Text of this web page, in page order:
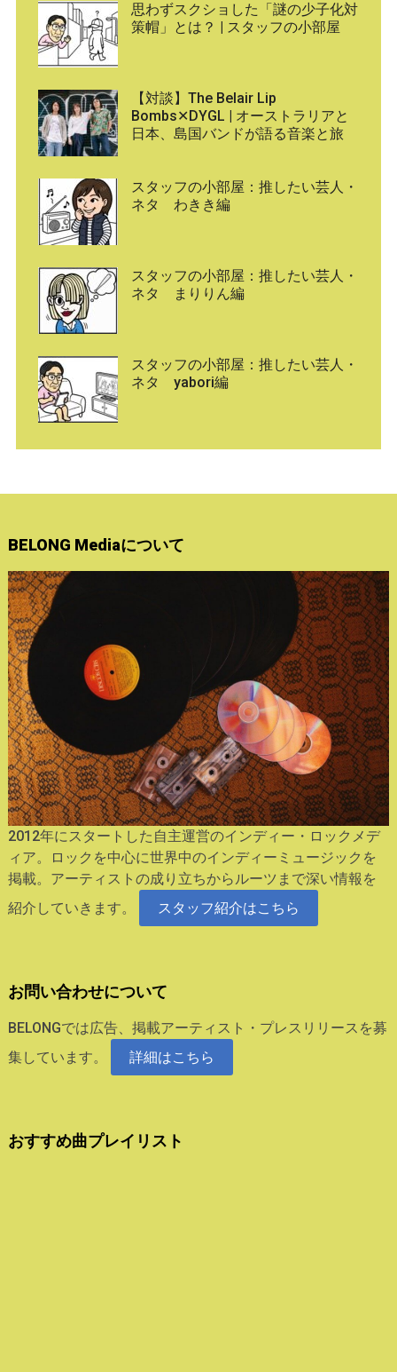
思わずスクショした「謎の少子化対
策帽」とは？ | スタッフの小部屋
【対談】The Belair Lip
Bombs✕DYGL | オーストラリアと
日本、島国バンドが語る音楽と旅
スタッフの小部屋：推したい芸人・
ネタ わきき編
スタッフの小部屋：推したい芸人・
ネタ まりりん編
スタッフの小部屋：推したい芸人・
ネタ yabori編
BELONG Mediaについて
2012年にスタートした自主運営のインディー・ロックメデ
ィア。ロックを中心に世界中のインディーミュージックを
掲載。アーティストの成り立ちからルーツまで深い情報を
紹介していきます。
スタッフ紹介はこちら
お問い合わせについて
BELONGでは広告、掲載アーティスト・プレスリリースを募
集しています。
詳細はこちら
おすすめ曲プレイリスト